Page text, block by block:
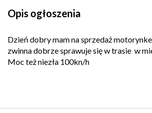
Opis ogłoszenia
Dzień dobry mam na sprzedaż
zwinna dobrze sprawuje się w trasie w
Moc też niezła 100kn/h